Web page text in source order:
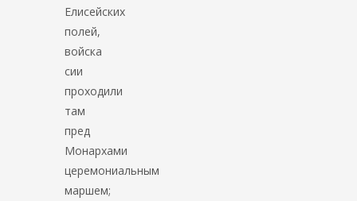
Елисейских
полей,
войска
сии
проходили
там
пред
Монархами
церемониальным
маршем;